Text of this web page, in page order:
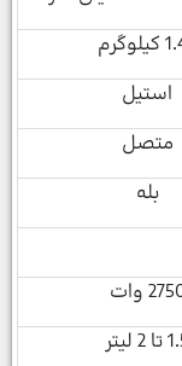
استیل
متصل
بله
وات
لیتر